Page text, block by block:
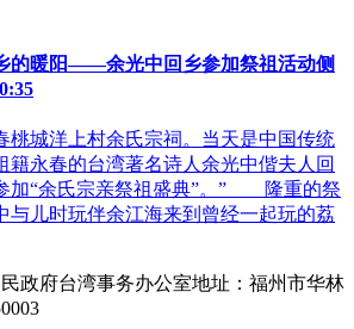
的暖阳——余光中回乡参加祭祖活动侧
城洋上村余氏宗祠。当天是中国传统
籍永春的台湾著名诗人余光中偕夫人回
加“余氏宗亲祭祖盛典”。” 隆重的祭
与儿时玩伴余江海来到曾经一起玩的荔
政府台湾事务办公室地址：福州市华林